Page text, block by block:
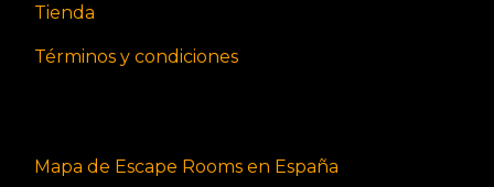
Tienda
Términos y condiciones
Mapa de Escape Rooms en España